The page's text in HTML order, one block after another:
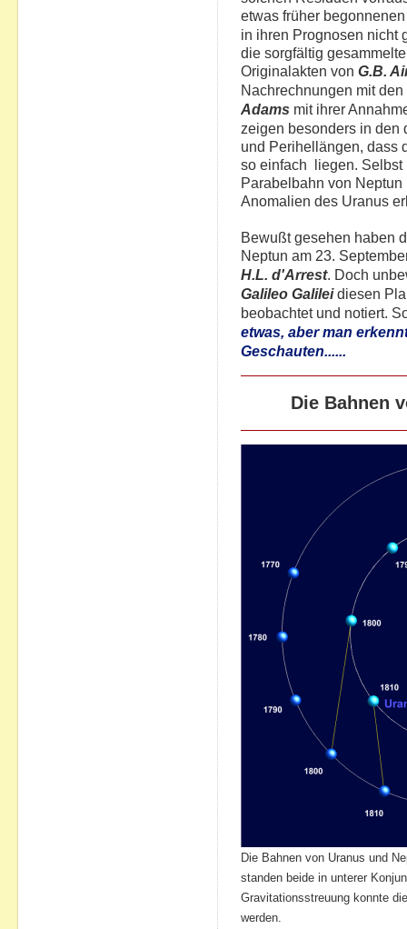
etwas früher
in ihren Prognosen nicht
die sorgfältig
Originalakten von G.B.
Nachrechnungen mit
Adams mit ihrer
zeigen besonders in den
und Perihellängen, dass
so einfach liegen. Selbst
Parabelbahn von
Anomalien des Uranus
Bewußt gesehen haben
Neptun am 23.
H.L. d'Arrest. Doch
Galileo Galileidiesen
beobachtet und notiert.
etwas, aber man
Geschauten......
Die Bahnen
Die Bahnen von Uranus und
standen beide in unterer
Gravitationsstreuung konnte
werden.